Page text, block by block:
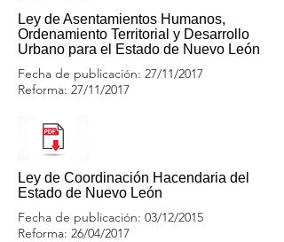
Ley de Asentamientos Humanos,
Ordenamiento Territorial y Desarrollo
Urbano para el Estado de Nuevo León
Fecha de publicación: 27/11/2017
Reforma: 27/11/2017
Ley de Coordinación Hacendaria del
Estado de Nuevo León
Fecha de publicación: 03/12/2015
Reforma: 26/04/2017